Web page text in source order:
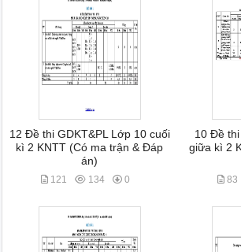
12 Đề thi GDKT&PL Lớp 10 cuối
kì 2 KNTT (Có ma trận & Đáp
án)
121 134 0
10 Đề
giữa kì 2
83